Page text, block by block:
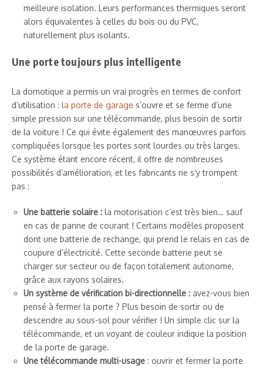
meilleure isolation. Leurs performances thermiques seront
alors équivalentes à celles du bois ou du PVC,
naturellement plus isolants.
Une porte toujours plus intelligente
La domotique a permis un vrai progrès en termes de confort
d’utilisation : la porte de garage s’ouvre et se ferme d’une
simple pression sur une télécommande, plus besoin de sortir
de la voiture ! Ce qui évite également des manœuvres parfois
compliquées lorsque les portes sont lourdes ou très larges.
Ce système étant encore récent, il offre de nombreuses
possibilités d’amélioration, et les fabricants ne s’y trompent
pas :
Une batterie solaire : la motorisation c’est très bien… sauf
en cas de panne de courant ! Certains modèles proposent
dont une batterie de rechange, qui prend le relais en cas de
coupure d’électricité. Cette seconde batterie peut se
charger sur secteur ou de façon totalement autonome,
grâce aux rayons solaires.
Un système de vérification bi-directionnelle : avez-vous bien
pensé à fermer la porte ? Plus besoin de sortir ou de
descendre au sous-sol pour vérifier ! Un simple clic sur la
télécommande, et un voyant de couleur indique la position
de la porte de garage.
Une télécommande multi-usage : ouvrir et fermer la porte